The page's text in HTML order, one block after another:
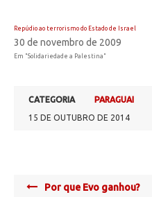
Repúdio ao terrorismo do Estado de Israel
30 de novembro de 2009
Em "Solidariedade a Palestina"
CATEGORIA
PARAGUAI
15 DE OUTUBRO DE 2014
PostPor que Evo ganhou?